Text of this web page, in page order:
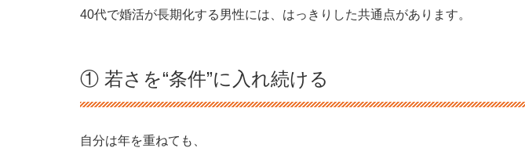
40代で婚活が長期化する男性には、はっきりした共通点があります。
① 若さを“条件”に入れ続ける
自分は年を重ねても、